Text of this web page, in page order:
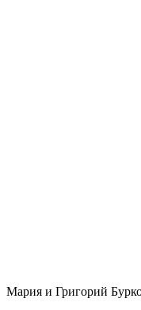
Мария и Григорий